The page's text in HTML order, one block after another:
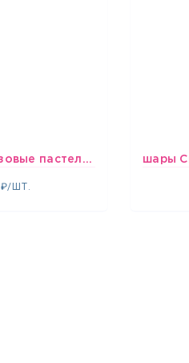
шары Бело-розовые пастельные
₽/ШТ.
1637